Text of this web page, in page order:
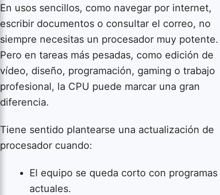
En usos sencillos, como navegar por internet,
escribir documentos o consultar el correo, no
siempre necesitas un procesador muy potente.
Pero en tareas más pesadas, como edición de
vídeo, diseño, programación, gaming o trabajo
profesional, la CPU puede marcar una gran
diferencia.
Tiene sentido plantearse una actualización de
procesador cuando:
El equipo se queda corto con programas
actuales.